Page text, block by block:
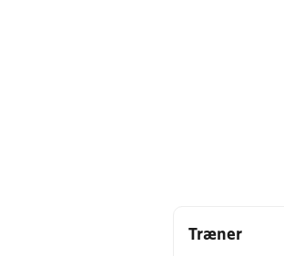
Træner